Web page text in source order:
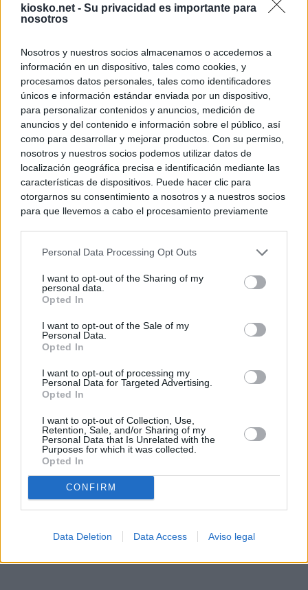
kiosko.net - Su privacidad es importante para
nosotros
Nosotros y nuestros socios almacenamos o accedemos a
información en un dispositivo, tales como cookies, y
procesamos datos personales, tales como identificadores
únicos e información estándar enviada por un dispositivo,
para personalizar contenidos y anuncios, medición de
anuncios y del contenido e información sobre el público, así
como para desarrollar y mejorar productos. Con su permiso,
nosotros y nuestros socios podemos utilizar datos de
localización geográfica precisa e identificación mediante las
características de dispositivos. Puede hacer clic para
otorgarnos su consentimiento a nosotros y a nuestros socios
para que llevemos a cabo el procesamiento previamente
negar su consentimiento. Tenga en cuenta que algún
de su consentimiento, pero usted tiene el derecho de
rechazar tal procesamiento. Sus preferencias se aplicarán
cualquier momento entrando de nuevo en este sitio web o
visitando nuestra política de privacidad.
Personal Data Processing Opt Outs
I want to opt-out of the Sharing of my
personal data.
Opted In
I want to opt-out of the Sale of my
Personal Data.
Opted In
I want to opt-out of processing my
Personal Data for Targeted Advertising.
Opted In
I want to opt-out of Collection, Use,
Retention, Sale, and/or Sharing of my
Personal Data that Is Unrelated with the
Purposes for which it was collected.
Opted In
CONFIRM
Data Deletion Data Access Aviso legal